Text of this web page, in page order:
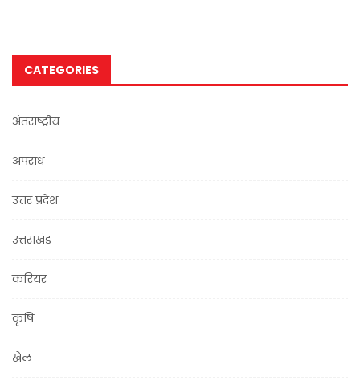
CATEGORIES
अंतराष्ट्रीय
अपराध
उत्तर प्रदेश
उत्तराखंड
करियर
कृषि
खेल